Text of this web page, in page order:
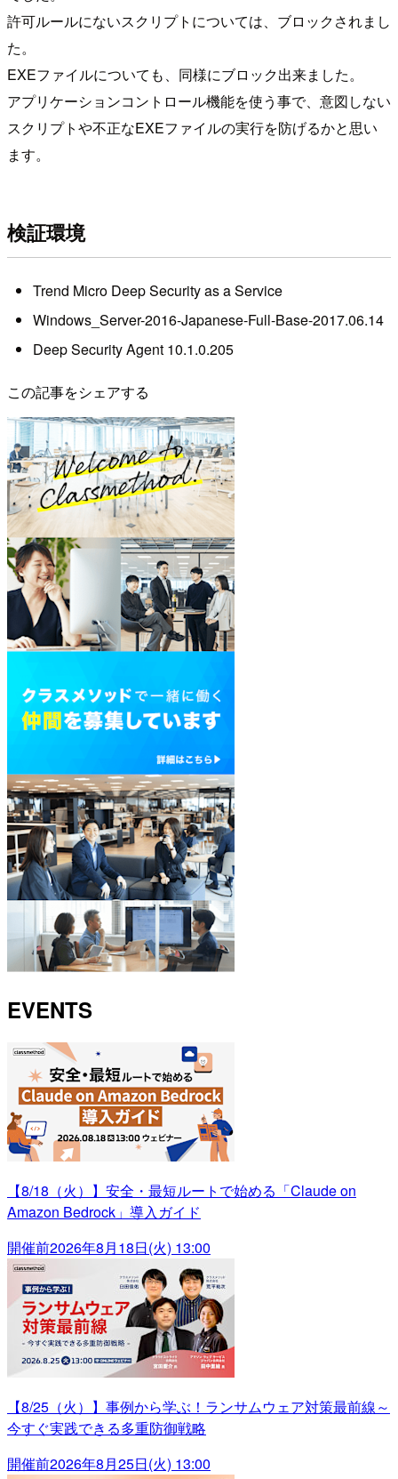
許可ルールにないスクリプトについては、ブロックされまし
た。
EXEファイルについても、同様にブロック出来ました。
アプリケーションコントロール機能を使う事で、意図しない
スクリプトや不正なEXEファイルの実行を防げるかと思い
ます。
検証環境
Trend Micro Deep Security as a Service
Windows_Server-2016-Japanese-Full-Base-2017.06.14
Deep Security Agent 10.1.0.205
この記事をシェアする
EVENTS
【8/18（火）】安全・最短ルートで始める「Claude on
Amazon Bedrock」導入ガイド
開催前2026年8月18日(火) 13:00
【8/25（火）】事例から学ぶ！ランサムウェア対策最前線～
今すぐ実践できる多重防御戦略
開催前2026年8月25日(火) 13:00